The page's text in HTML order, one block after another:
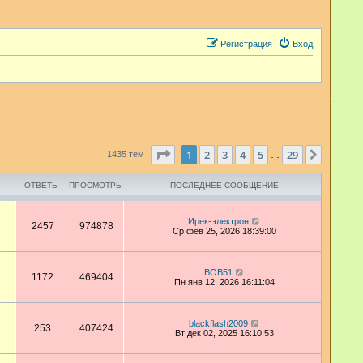
Вход
Регистрация
1435 тем Страница1 из 29
1 2 3 4 5 29
ОТВЕТЫ ПРОСМОТРЫ ПОСЛЕДНЕЕ СООБЩЕНИЕ
2457 974878
Ирек-электрон
Ср фев 25, 2026 18:39:00
1172 469404
BOB51
Пн янв 12, 2026 16:11:04
253 407424
blackflash2009
Вт дек 02, 2025 16:10:53